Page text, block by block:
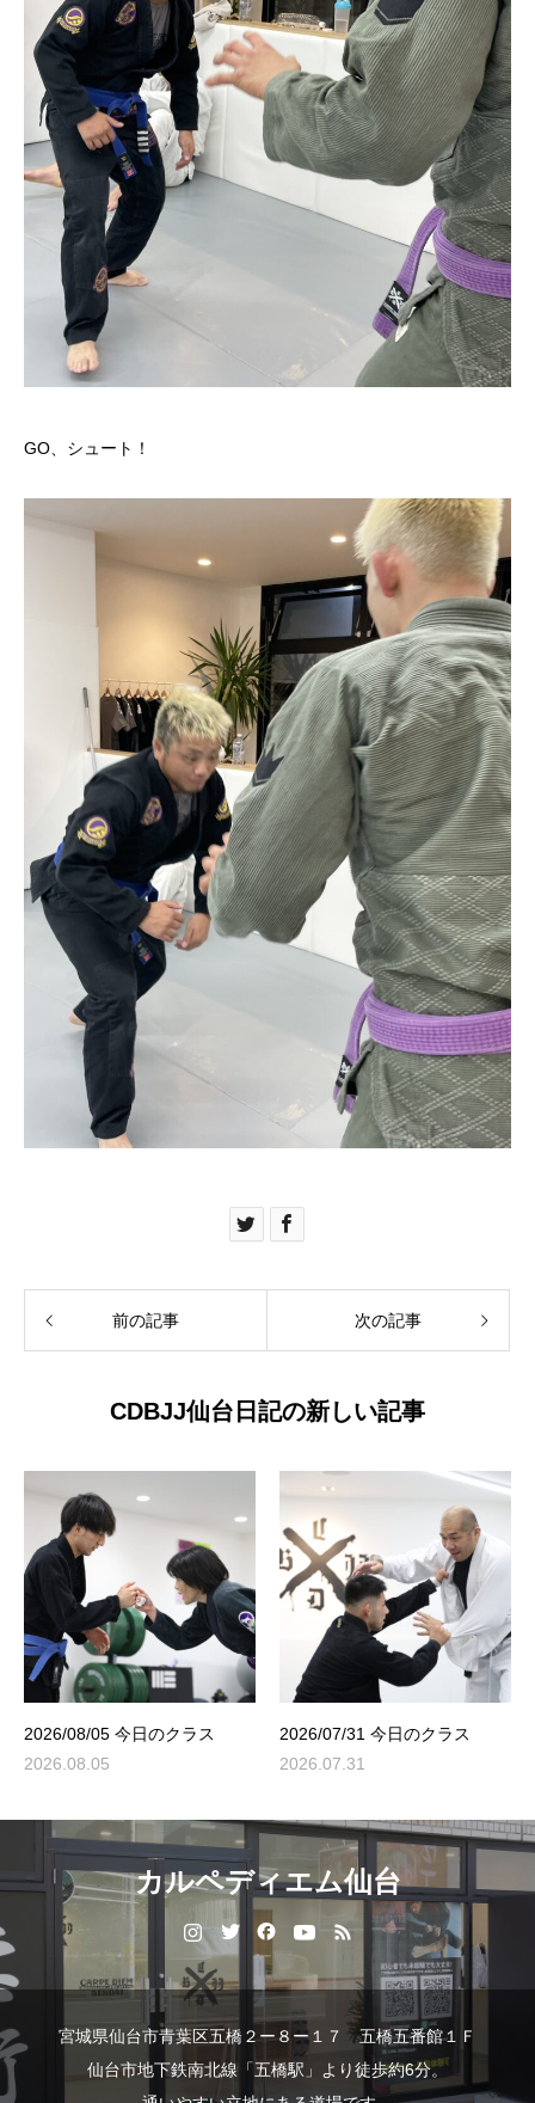
GO、シュート！
前の記事 次の記事
CDBJJ仙台日記の新しい記事
2026/08/05 今日のクラス
2026.08.05
2026/07/31 今日のクラス
2026.07.31
カルペディエム仙台
宮城県仙台市青葉区五橋２ー８ー１７ 五橋五番館１Ｆ
仙台市地下鉄南北線「五橋駅」より徒歩約6分。